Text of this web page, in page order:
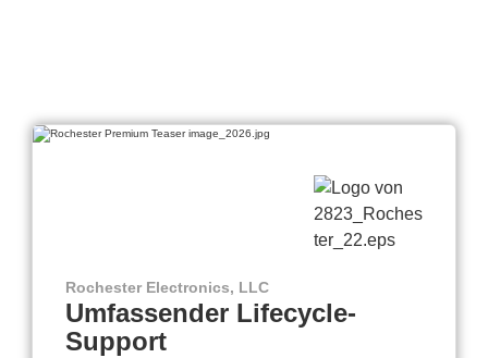
Rochester Electronics, LLC
Umfassender Lifecycle-
Support